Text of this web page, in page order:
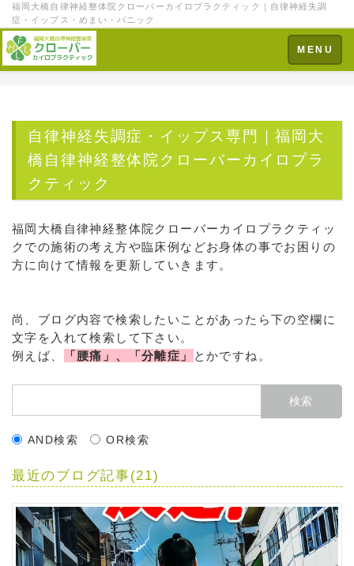
福岡大橋自律神経整体院クローバーカイロプラクティック｜自律神経失調
症・イップス・めまい・パニック
Toggle
navigation
MENU
自律神経失調症・イップス専門｜福岡大
橋自律神経整体院クローバーカイロプラ
クティック
福岡大橋自律神経整体院クローバーカイロプラクティッ
クでの施術の考え方や臨床例などお身体の事でお困りの
方に向けて情報を更新していきます。
尚、ブログ内容で検索したいことがあったら下の空欄に
文字を入れて検索して下さい。
例えば、
「腰痛」、「分離症」 とかですね。
AND検索 OR検索
最近のブログ記事(21)